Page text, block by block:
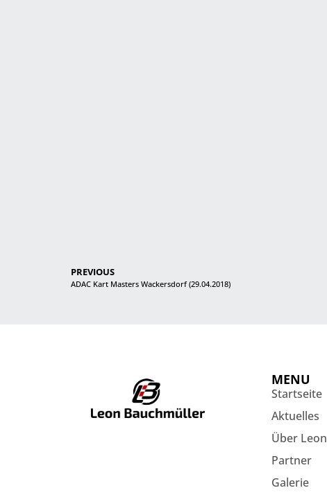
PREVIOUS
ADAC Kart Masters Wackersdorf (29.04.2018)
MENU
Startseite
Aktuelles
Über Leon
Partner
Galerie